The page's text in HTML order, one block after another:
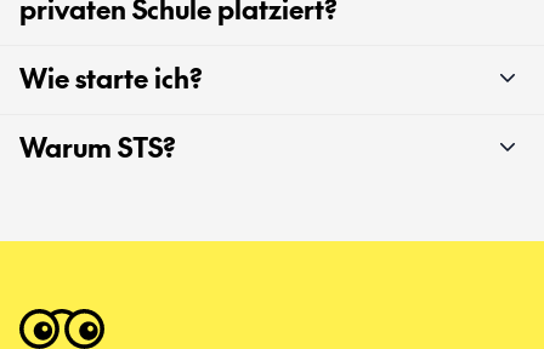
privaten Schule platziert?
Wie starte ich?
Warum STS?